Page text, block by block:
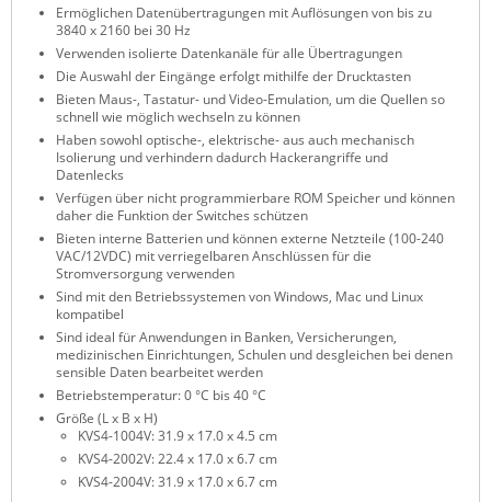
News zu unseren Herstellern
Ermöglichen Datenübertragungen mit Auflösungen von bis zu
3840 x 2160 bei 30 Hz
Verwenden isolierte Datenkanäle für alle Übertragungen
Die Auswahl der Eingänge erfolgt mithilfe der Drucktasten
Bieten Maus-, Tastatur- und Video-Emulation, um die Quellen so
schnell wie möglich wechseln zu können
Haben sowohl optische-, elektrische- aus auch mechanisch
Isolierung und verhindern dadurch Hackerangriffe und
Datenlecks
Verfügen über nicht programmierbare ROM Speicher und können
daher die Funktion der Switches schützen
Bieten interne Batterien und können externe Netzteile (100-240
VAC/12VDC) mit verriegelbaren Anschlüssen für die
Stromversorgung verwenden
Sind mit den Betriebssystemen von Windows, Mac und Linux
kompatibel
Sind ideal für Anwendungen in Banken, Versicherungen,
medizinischen Einrichtungen, Schulen und desgleichen bei denen
sensible Daten bearbeitet werden
Betriebstemperatur: 0 °C bis 40 °C
Größe (L x B x H)
KVS4-1004V: 31.9 x 17.0 x 4.5 cm
KVS4-2002V: 22.4 x 17.0 x 6.7 cm
KVS4-2004V: 31.9 x 17.0 x 6.7 cm